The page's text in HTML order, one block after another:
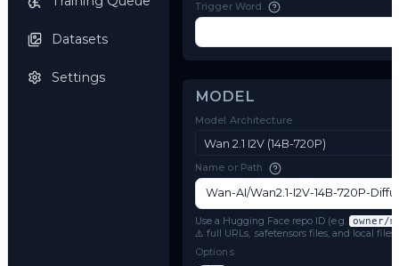
Training Name
MODEL
Model Architecture
Wan 2.1 I2V (14B-720P)
Name or Path